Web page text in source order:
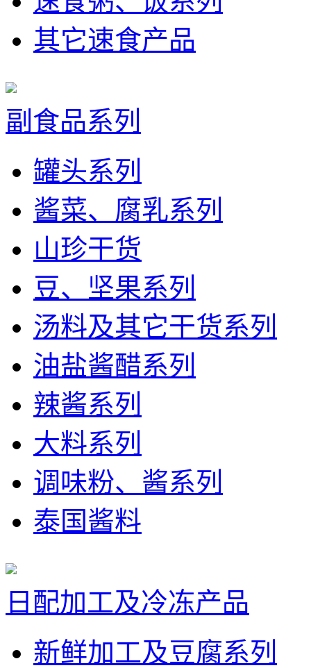
其它速食产品
副食品系列
罐头系列
酱菜、腐乳系列
山珍干货
豆、坚果系列
汤料及其它干货系列
油盐酱醋系列
辣酱系列
大料系列
调味粉、酱系列
泰国酱料
日配加工及冷冻产品
新鲜加工及豆腐系列